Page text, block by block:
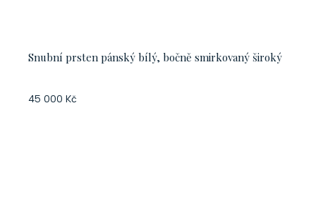
Snubní prsten pánský bílý, bočně smirkovaný široký
45 000 Kč